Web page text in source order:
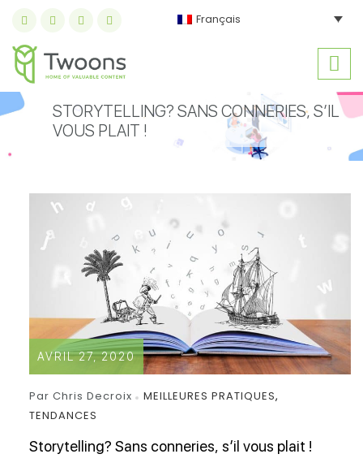
Français
STORYTELLING? SANS CONNERIES, S’IL
VOUS PLAIT !
AVRIL 27, 2020
Par Chris Decroix MEILLEURES PRATIQUES,
TENDANCES
Storytelling? Sans conneries, s’il vous plait !